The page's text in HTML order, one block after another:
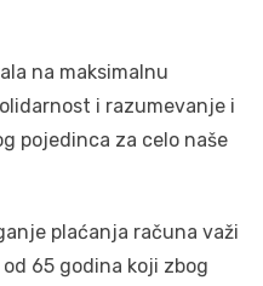
na maksimalnu
i razumevanje i
pojedinca za celo naše
plaćanja računa važi
65 godina koji zbog